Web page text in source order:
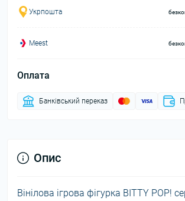
Укрпошта
Meest
Оплата
Банківський переказ
Опис
Вінілова ігрова фігурка BITTY POP!